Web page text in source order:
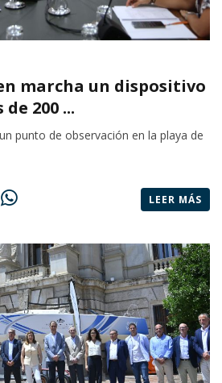
marcha un dispositivo
200 ...
punto de observación en la playa de
LEER MÁS